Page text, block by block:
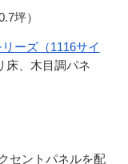
坪）
ーズ（1116サイ
床、木目調パネ
セントパネルを配